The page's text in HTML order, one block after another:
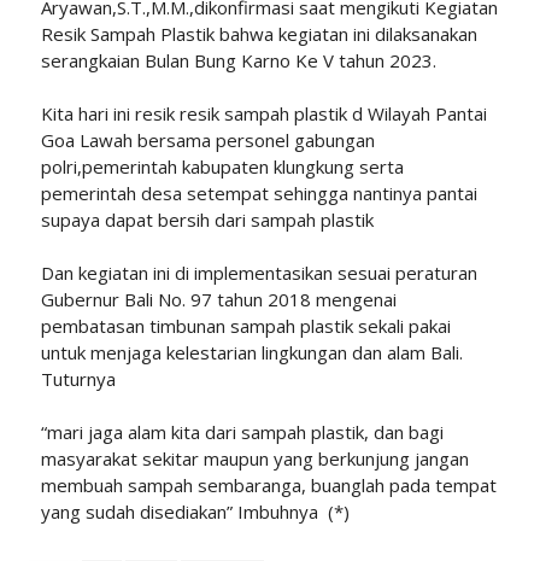
Aryawan,S.T.,M.M.,dikonfirmasi saat mengikuti Kegiatan
Resik Sampah Plastik bahwa kegiatan ini dilaksanakan
serangkaian Bulan Bung Karno Ke V tahun 2023.
Kita hari ini resik resik sampah plastik d Wilayah Pantai
Goa Lawah bersama personel gabungan
polri,pemerintah kabupaten klungkung serta
pemerintah desa setempat sehingga nantinya pantai
supaya dapat bersih dari sampah plastik
Dan kegiatan ini di implementasikan sesuai peraturan
Gubernur Bali No. 97 tahun 2018 mengenai
pembatasan timbunan sampah plastik sekali pakai
untuk menjaga kelestarian lingkungan dan alam Bali.
Tuturnya
“mari jaga alam kita dari sampah plastik, dan bagi
masyarakat sekitar maupun yang berkunjung jangan
membuah sampah sembaranga, buanglah pada tempat
yang sudah disediakan” Imbuhnya (*)